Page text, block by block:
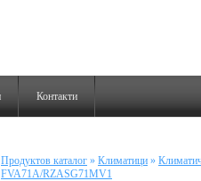
Контакти
Продуктов каталог » Климатици »
FVA71A/RZASG71MV1